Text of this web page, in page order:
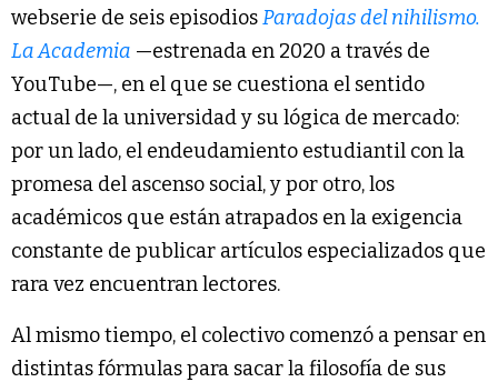
webserie de seis episodiosParadojas del nihilismo.
La Academia —estrenada en 2020 a través de
YouTube—, en el que se cuestiona el sentido
actual de la universidad y su lógica de mercado:
por un lado, el endeudamiento estudiantil con la
promesa del ascenso social, y por otro, los
académicos que están atrapados en la exigencia
constante de publicar artículos especializados que
rara vez encuentran lectores.
Al mismo tiempo, el colectivo comenzó a pensar en
distintas fórmulas para sacar la filosofía de sus